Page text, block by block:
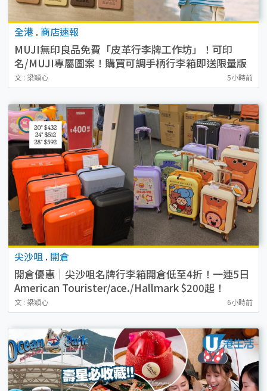
全港 . 商店速報
MUJI無印良品免費「皮革行李牌工作坊」！可印
名/MUJI專屬圖案！購買可調手柄行李箱即送限量版
貼紙
文 : 梁穎心 5小時前
尖沙咀 . 開倉
開倉優惠｜尖沙咀名牌行李箱開倉低至4折！一連5日
American Tourister/ace./Hallmark $200起！
文 : 梁穎心 6小時前